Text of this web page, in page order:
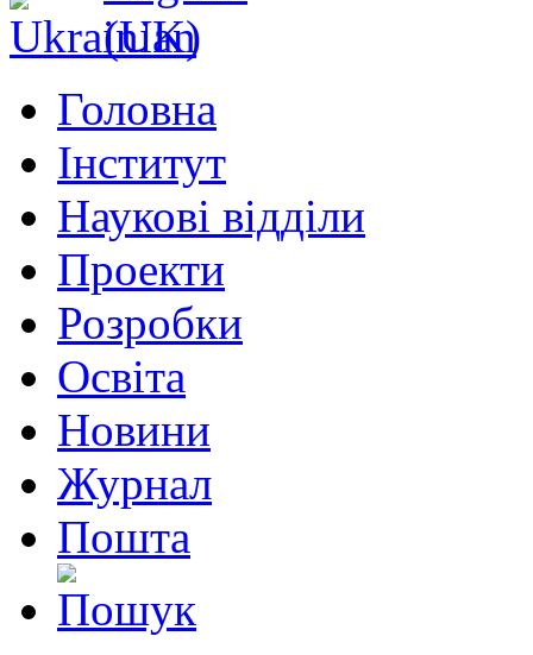
Головна
Інститут
Наукові відділи
Проекти
Розробки
Освіта
Новини
Журнал
Пошта